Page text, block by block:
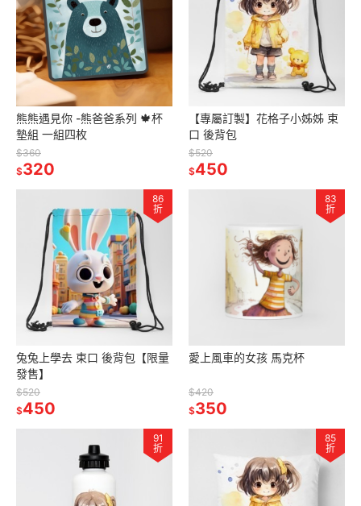
熊熊遇見你 -熊爸爸系列 🍁杯
墊組 一組四枚
$360
$320
【專屬訂製】花格子小姊姊 束
口 後背包
$520
$450
86
折
兔兔上學去 束口 後背包【限量
發售】
$520
$450
83
折
愛上風車的女孩 馬克杯
$420
$350
91
折
85
折